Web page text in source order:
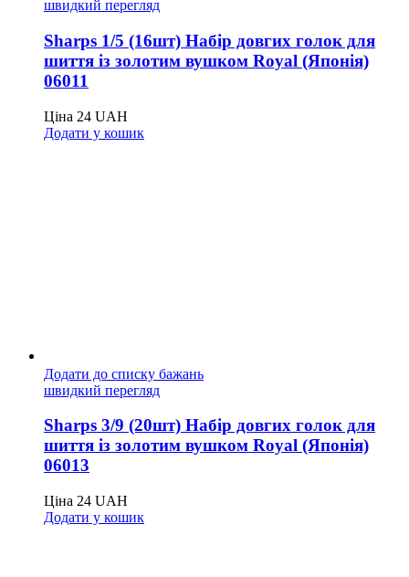
швидкий перегляд
Sharps 1/5 (16шт) Набір довгих голок для
шиття із золотим вушком Royal (Японія)
06011
Ціна 24 UAH
Додати у кошик
Додати до списку бажань
швидкий перегляд
Sharps 3/9 (20шт) Набір довгих голок для
шиття із золотим вушком Royal (Японія)
06013
Ціна 24 UAH
Додати у кошик